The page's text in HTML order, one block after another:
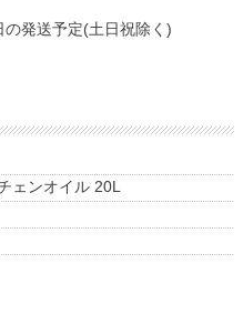
発送予定(土日祝除く)
ェンオイル 20L